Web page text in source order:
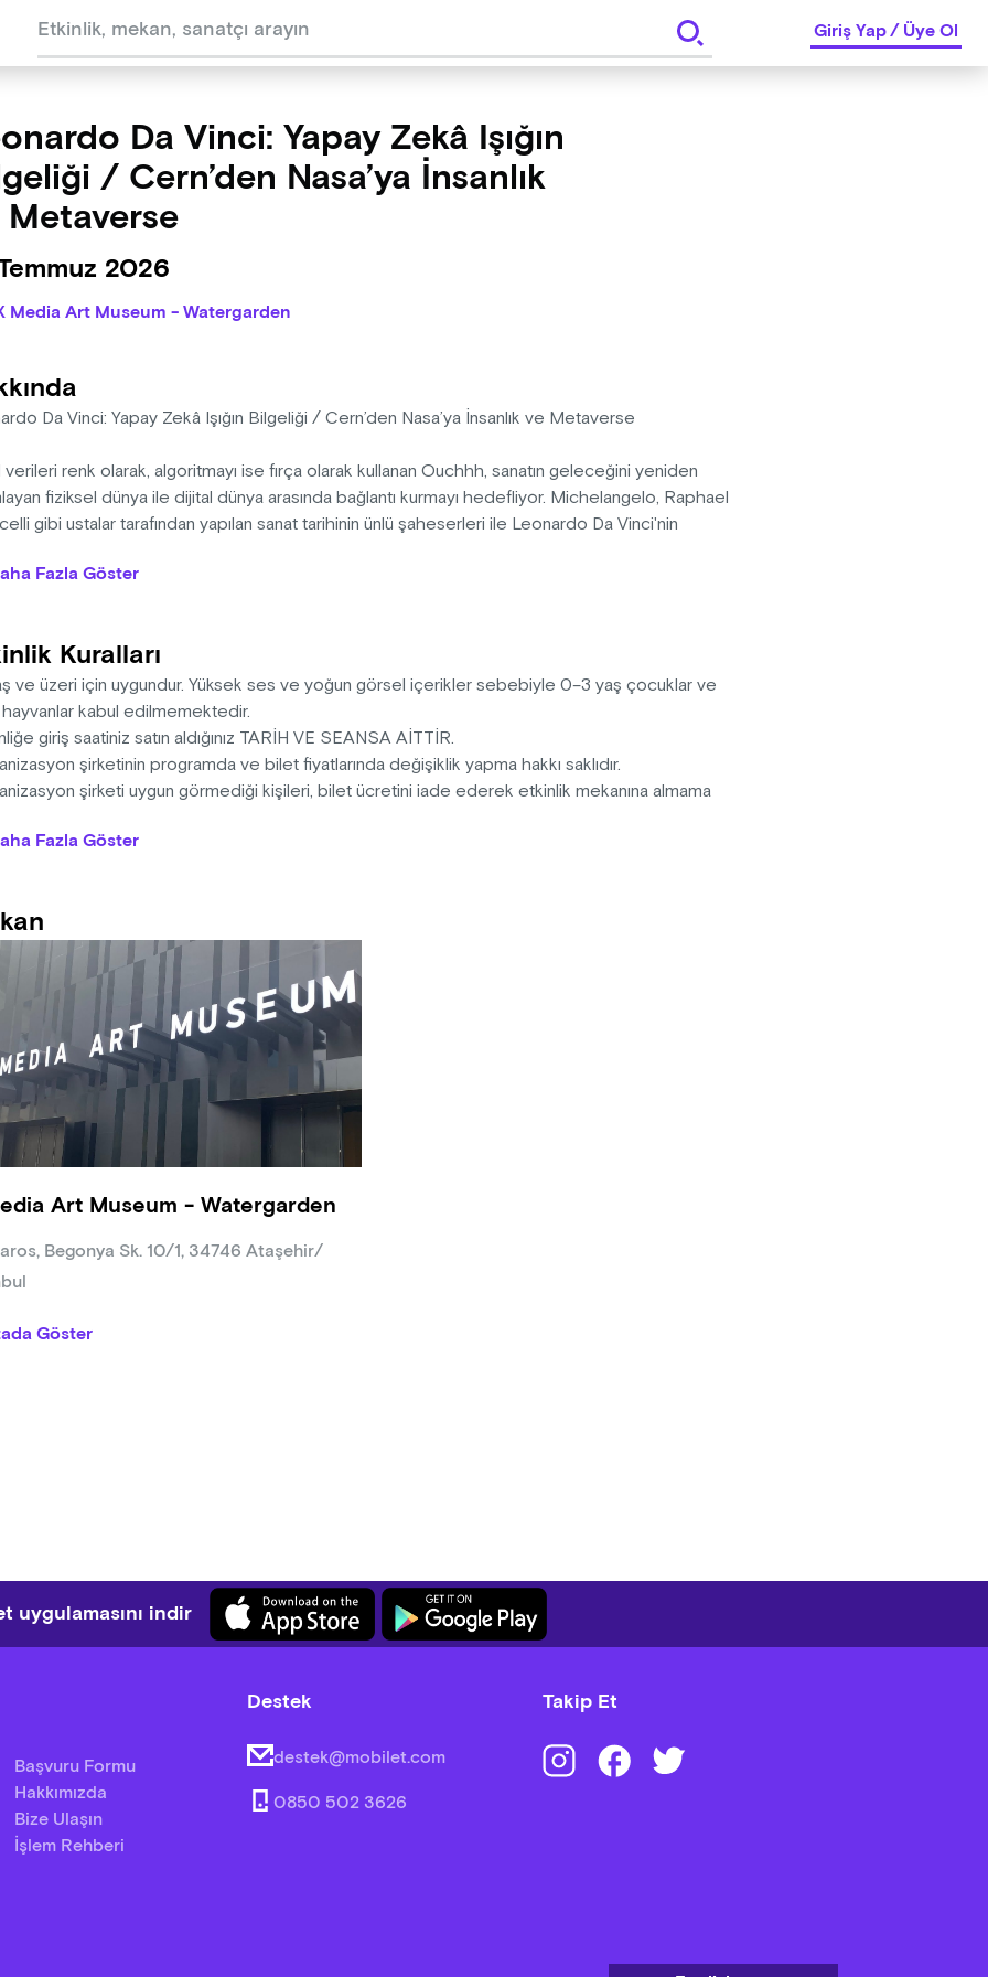
Giriş Yap/Üye Ol
Da Vinci: Yapay Zekâ Işığın
/ Cern’den Nasa’ya İnsanlık
Metaverse
2026
Media Art Museum - Watergarden
Da Vinci: Yapay Zekâ Işığın Bilgeliği / Cern’den Nasa’ya İnsanlık ve Metaverse
verileri renk olarak, algoritmayı ise fırça olarak kullanan Ouchhh, sanatın geleceğini yeniden
fiziksel dünya ile dijital dünya arasında bağlantı kurmayı hedefliyor. Michelangelo, Raphael
gibi ustalar tarafından yapılan sanat tarihinin ünlü şaheserleri ile Leonardo Da Vinci'nin
sanat ve bilimin ışığıyla yapay zeka algoritmalarını kullanarak daha önce hiç görülmemiş
oluşturulmasıyla yeni bir sanat eseri şeklinde tekrar hayata döndürülüyor. Görsel
olan veriyle Metaverse’e taşıyacak.
15 dakika
Fazla Göster
Kuralları
ve üzeri için uygundur. Yüksek ses ve yoğun görsel içerikler sebebiyle 0–3 yaş çocuklar ve
kabul edilmemektedir.
giriş saatiniz satın aldığınız TARİH VE SEANSA AİTTİR.
şirketinin programda ve bilet fiyatlarında değişiklik yapma hakkı saklıdır.
şirketi uygun görmediği kişileri, bilet ücretini iade ederek etkinlik mekanına almama
ışığa duyarlı epilepsi hastalarını rahatsız edebilecek görsel efektler içermektedir.
Fazla Göster
Art Museum - Watergarden
Begonya Sk. 10/1, 34746 Ataşehir/
Göster
uygulamasını indir
Başvuru Formu
Hakkımızda
Bize Ulaşın
İşlem Rehberi
Destek
destek@mobilet.com
0850 502 3626
Takip Et